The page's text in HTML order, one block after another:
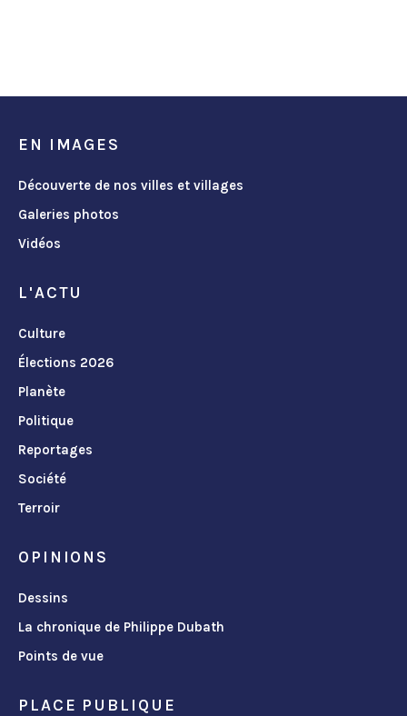
EN IMAGES
Découverte de nos villes et villages
Galeries photos
Vidéos
L'ACTU
Culture
Élections 2026
Planète
Politique
Reportages
Société
Terroir
OPINIONS
Dessins
La chronique de Philippe Dubath
Points de vue
PLACE PUBLIQUE